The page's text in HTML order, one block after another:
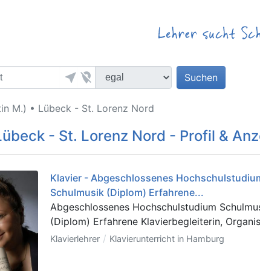
near_me location_off Suchen
M.) • Lübeck - St. Lorenz Nord
- St. Lorenz Nord - Profil &
Klavier - Abgeschlossenes
Schulmusik (Diplom) Erfahrene...
Abgeschlossenes Hochschulstudium
(Diplom) Erfahrene Klavierbegleiterin,
Klavierlehrer / Klavierunterricht in Hamburg